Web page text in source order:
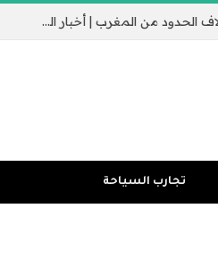
جيب سبتة الإسباني يثير القلق مع عبور الآلاف الحدود من المغرب | أخبار الهجرة
تجارب السياحة